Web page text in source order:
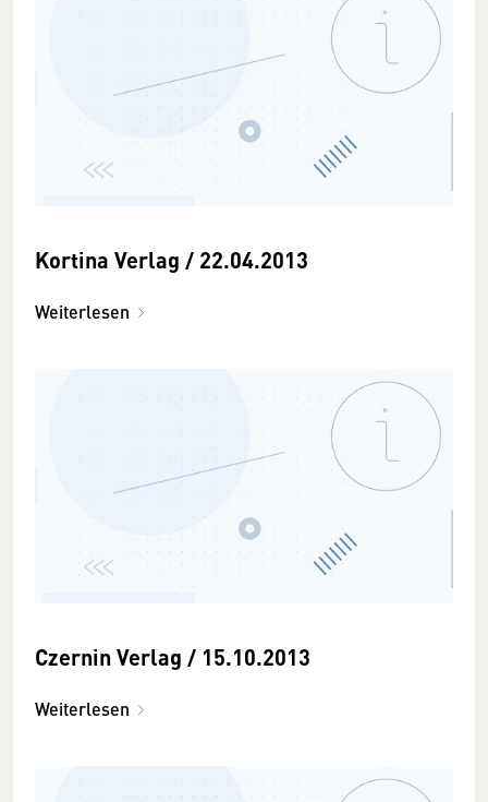
Kortina Verlag / 22.04.2013
Weiterlesen
Czernin Verlag / 15.10.2013
Weiterlesen